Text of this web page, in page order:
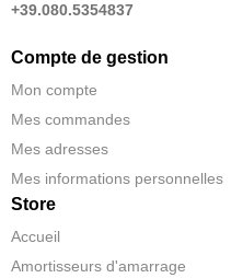
+39.080.5354837
Compte de gestion
Mon compte
Mes commandes
Mes adresses
Mes informations personnelles
Store
Accueil
Amortisseurs d'amarrage